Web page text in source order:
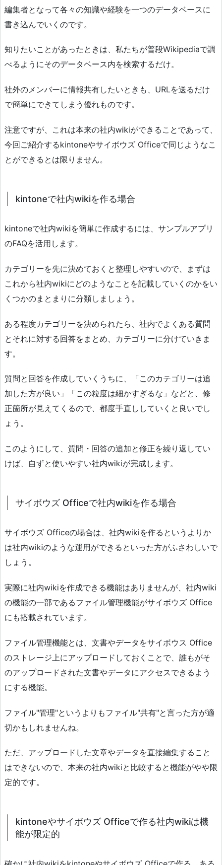
編集者となって各々の知識や経験を一つのデータベースに
書き込んでいくのです。
知りたいことがあったときは、私たちが普段Wikipediaで調
べるようにそのデータベース内を検索するだけ。
社外のメンバーに情報共有したいときも、URLを送るだけ
で簡単にできてしまう優れものです。
注意ですが、これは本来の社内wikiができることであって、
今回ご紹介するkintoneやサイボウズ Officeで同じようなこ
とができるとは限りません。
kintoneで社内wikiを作る場合
kintoneで社内wikiを簡単に作成するには、サンプルアプリ
のFAQを活用します。
カテゴリーを先に決めておくと整理しやすいので、まずは
これから社内wikiにどのようなことを記載していくのかをい
くつかのまとまりに分類しましょう。
ある程度カテゴリーを決められたら、社内でよくある質問
とそれに対する回答をまとめ、カテゴリーに分けていきま
す。
質問と回答を作成していくうちに、「このカテゴリーは追
加した方が良い」「この粒度は細かすぎるな」などと、修
正箇所が見えてくるので、都度手直ししていくと良いでし
ょう。
このようにして、質問・回答の追加と修正を繰り返してい
けば、自ずと使いやすい社内wikiが完成します。
サイボウズ Officeで社内wikiを作る場合
サイボウズ Officeの場合は、社内wikiを作るというよりか
は社内wikiのような運用ができるといった方がふさわしいで
しょう。
実際に社内wikiを作成できる機能はありませんが、社内wiki
の機能の一部であるファイル管理機能がサイボウズ Office
にも搭載されています。
ファイル管理機能とは、文書やデータをサイボウス Office
のストレージ上にアップロードしておくことで、誰もがそ
のアップロードされた文書やデータにアクセスできるよう
にする機能。
ファイル"管理"というよりもファイル"共有"と言った方が適
切かもしれませんね。
ただ、アップロードした文章やデータを直接編集すること
はできないので、本来の社内wikiと比較すると機能がやや限
定的です。
kintoneやサイボウズ Officeで作る社内wikiは機
能が限定的